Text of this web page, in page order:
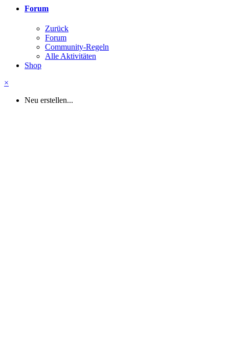
Forum
Zurück
Forum
Community-Regeln
Alle Aktivitäten
Shop
×
Neu erstellen...